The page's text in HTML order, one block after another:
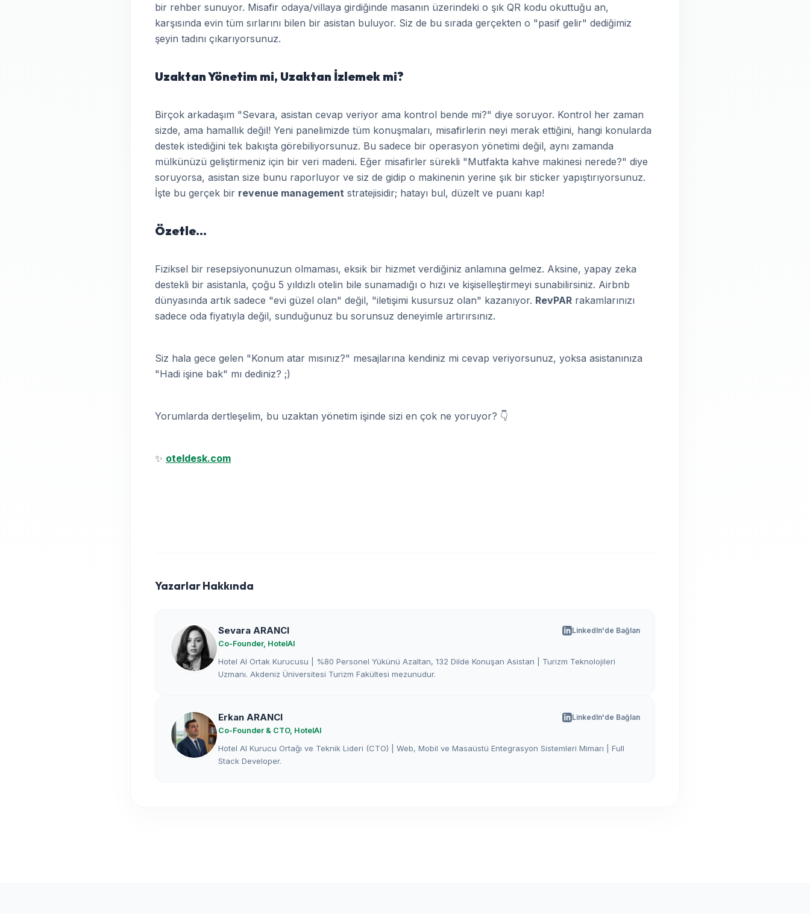
bir rehber sunuyor. Misafir odaya/villaya girdiğinde masanın üzerindeki o şık QR kodu okuttuğu an,
karşısında evin tüm sırlarını bilen bir asistan buluyor. Siz de bu sırada gerçekten o "pasif gelir" dediğimiz
şeyin tadını çıkarıyorsunuz.
Uzaktan Yönetim mi, Uzaktan İzlemek mi?
Birçok arkadaşım "Sevara, asistan cevap veriyor ama kontrol bende mi?" diye soruyor. Kontrol her zaman
sizde, ama hamallık değil! Yeni panelimizde tüm konuşmaları, misafirlerin neyi merak ettiğini, hangi konularda
destek istediğini tek bakışta görebiliyorsunuz. Bu sadece bir operasyon yönetimi değil, aynı zamanda
mülkünüzü geliştirmeniz için bir veri madeni. Eğer misafirler sürekli "Mutfakta kahve makinesi nerede?" diye
soruyorsa, asistan size bunu raporluyor ve siz de gidip o makinenin yerine şık bir sticker yapıştırıyorsunuz.
İşte bu gerçek bir revenue management stratejisidir; hatayı bul, düzelt ve puanı kap!
Özetle...
Fiziksel bir resepsiyonunuzun olmaması, eksik bir hizmet verdiğiniz anlamına gelmez. Aksine, yapay zeka
destekli bir asistanla, çoğu 5 yıldızlı otelin bile sunamadığı o hızı ve kişiselleştirmeyi sunabilirsiniz. Airbnb
dünyasında artık sadece "evi güzel olan" değil, "iletişimi kusursuz olan" kazanıyor. RevPAR rakamlarınızı
sadece oda fiyatıyla değil, sunduğunuz bu sorunsuz deneyimle artırırsınız.
Siz hala gece gelen "Konum atar mısınız?" mesajlarına kendiniz mi cevap veriyorsunuz, yoksa asistanınıza
"Hadi işine bak" mı dediniz? ;)
Yorumlarda dertleşelim, bu uzaktan yönetim işinde sizi en çok ne yoruyor? 👇
✨ oteldesk.com
Yazarlar Hakkında
Sevara ARANCI
LinkedIn'de Bağlan
Co-Founder, HotelAI
Hotel AI Ortak Kurucusu | %80 Personel Yükünü Azaltan, 132 Dilde Konuşan Asistan | Turizm Teknolojileri
Uzmanı. Akdeniz Üniversitesi Turizm Fakültesi mezunudur.
Erkan ARANCI
LinkedIn'de Bağlan
Co-Founder & CTO, HotelAI
Hotel AI Kurucu Ortağı ve Teknik Lideri (CTO) | Web, Mobil ve Masaüstü Entegrasyon Sistemleri Mimarı | Full
Stack Developer.